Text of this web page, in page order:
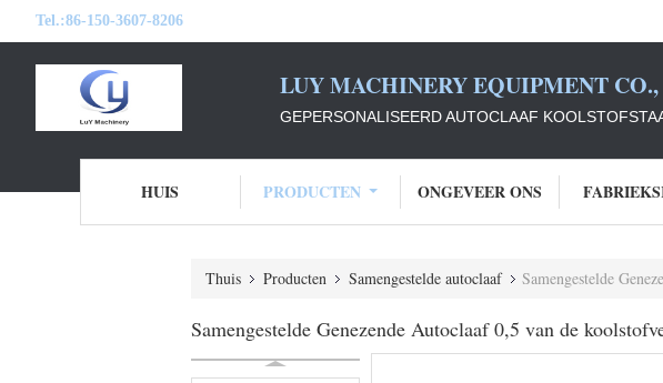
Tel.:86-150-3607-8206
LUY MACHINERY EQUIPMENT
GEPERSONALISEERD AUTOCLAAF
HUIS PRODUCTEN ONGEVEER ONS
Thuis Producten Samengestelde autoclaaf Samengestelde
Samengestelde Genezende Autoclaaf 0,5 van de